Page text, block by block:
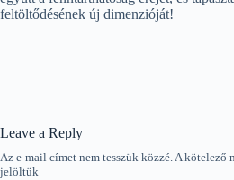
feltöltődésének új dimenzióját!
Leave a Reply
Az e-mail címet nem tesszük közzé.A kötelező
jelöltük